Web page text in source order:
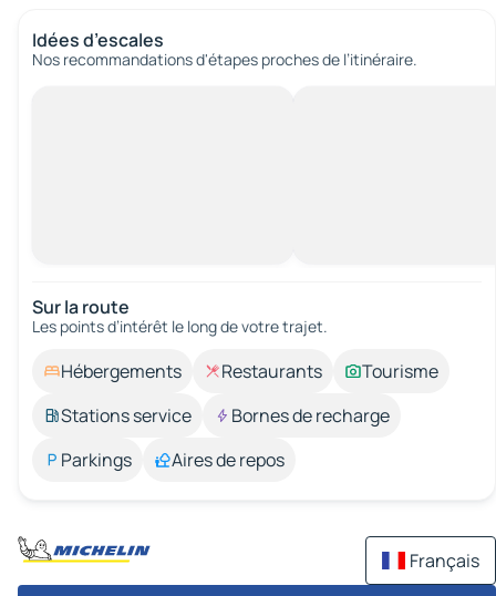
Idées d’escales
Nos recommandations d'étapes proches de l’itinéraire.
Sur la route
Les points d’intérêt le long de votre trajet.
Hébergements Restaurants
Tourisme
Stations service
Bornes de recharge
Parkings
Aires de repos
Français